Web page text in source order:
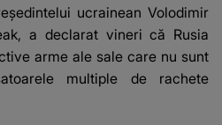
ucrainean Volodimir
a declarat vineri că Rusia
arme ale sale care nu sunt
multiple de rachete